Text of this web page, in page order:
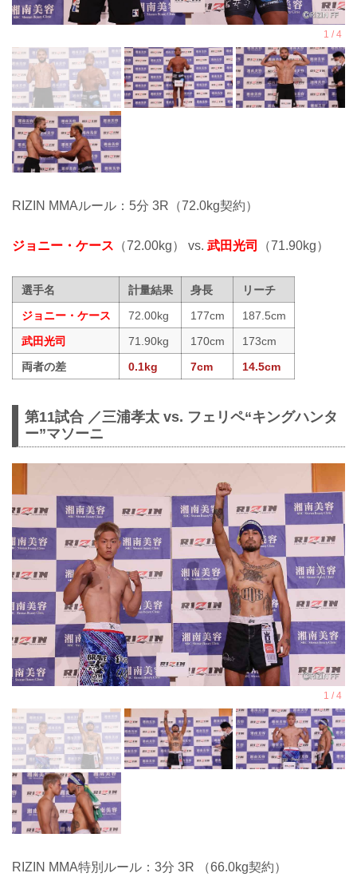
RIZIN MMAルール：5分 3R（72.0kg契約）
ジョニー・ケース （72.00kg） vs. 武田光司 （71.90kg）
選手名 計量結果 身長
リーチ
ジョニー・ケース
72.00kg 177cm
187.5cm
武田光司
71.90kg 170cm
173cm
両者の差
0.1kg 7cm 14.5cm
第11試合 ／三浦孝太 vs. フェリペ“キングハンタ
ー”マソーニ
RIZIN MMA特別ルール：3分 3R （66.0kg契約）